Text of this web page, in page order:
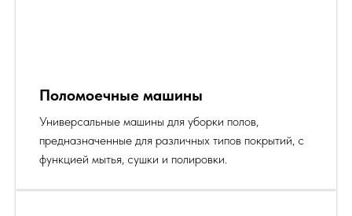
Поломоечные машины
Универсальные машины для уборки полов,
предназначенные для различных типов покрытий, с
функцией мытья, сушки и полировки.